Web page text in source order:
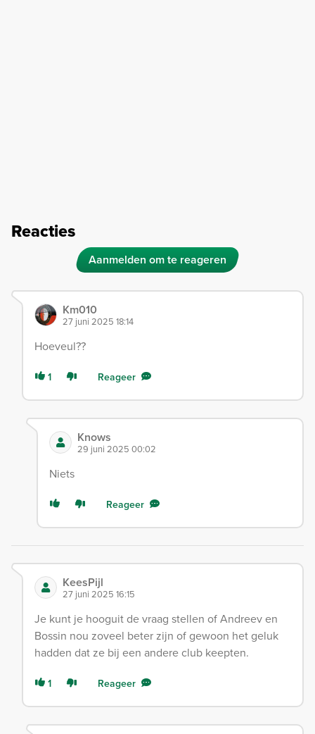
Reacties
Aanmelden om te reageren
Km010
27 juni 2025 18:14
Hoeveul??
1 Reageer
Knows
29 juni 2025 00:02
Niets
Reageer
KeesPijl
27 juni 2025 16:15
Je kunt je hooguit de vraag stellen of Andreev en
Bossin nou zoveel beter zijn of gewoon het geluk
hadden dat ze bij een andere club keepten.
1 Reageer